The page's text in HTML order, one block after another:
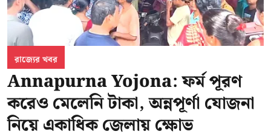
রাজ্যের খবর
Annapurna Yojona: ফর্ম পূরণ
করেও মেলেনি টাকা, অন্নপূর্ণা যোজনা
নিয়ে একাধিক জেলায় ক্ষোভ